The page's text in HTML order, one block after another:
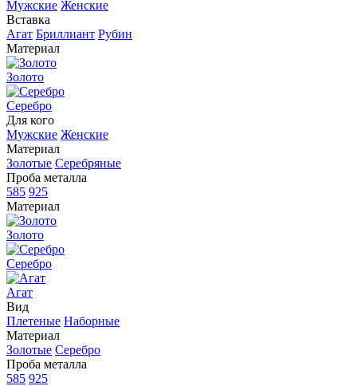
Мужские Женские
Вставка
Агат Бриллиант Рубин
Материал
Золото
Серебро
Для кого
Мужские Женские
Материал
Золотые Серебряные
Проба металла
585 925
Материал
Золото
Серебро
Агат
Вид
Плетеные Наборные
Материал
Золотые Серебро
Проба металла
585 925